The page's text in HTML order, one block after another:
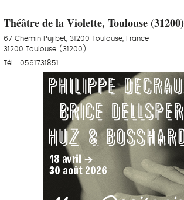
Théâtre de la Violette, Toulouse (31200)
67 Chemin Pujibet, 31200 Toulouse, France
31200 Toulouse (31200)
Tél : 0561731851